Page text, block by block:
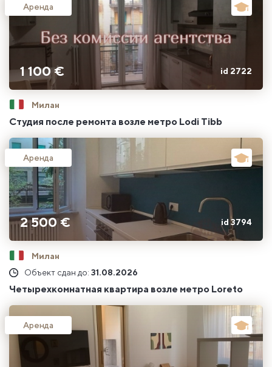
Аренда
1 100 € id 2722
Милан
Студия после ремонта возле метро Lodi Tibb
Аренда
2 500 € id 3794
Милан
Объект сдан до: 31.08.2026
Четырехкомнатная квартира возле метро Loreto
Аренда